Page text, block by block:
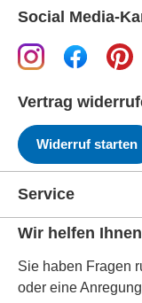
Social Media-
Vertrag
Widerruf starten
Service
Wir helfen
Sie haben Fragen
oder eine